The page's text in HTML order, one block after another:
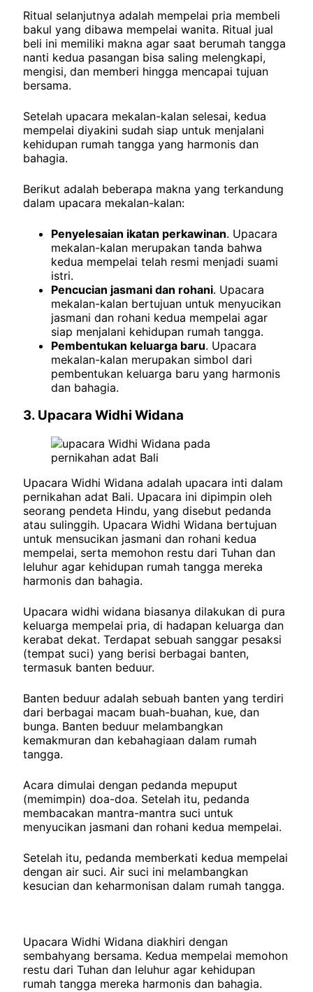
Ritual selanjutnya adalah mempelai pria membeli
bakul yang dibawa mempelai wanita. Ritual jual
beli ini memiliki makna agar saat berumah tangga
nanti kedua pasangan bisa saling melengkapi,
mengisi, dan memberi hingga mencapai tujuan
bersama.
Setelah upacara mekalan-kalan selesai, kedua
mempelai diyakini sudah siap untuk menjalani
kehidupan rumah tangga yang harmonis dan
bahagia.
Berikut adalah beberapa makna yang terkandung
dalam upacara mekalan-kalan:
Penyelesaian ikatan perkawinan. Upacara
mekalan-kalan merupakan tanda bahwa
kedua mempelai telah resmi menjadi suami
istri.
Pencucian jasmani dan rohani. Upacara
mekalan-kalan bertujuan untuk menyucikan
jasmani dan rohani kedua mempelai agar
siap menjalani kehidupan rumah tangga.
Pembentukan keluarga baru. Upacara
mekalan-kalan merupakan simbol dari
pembentukan keluarga baru yang harmonis
dan bahagia.
3. Upacara Widhi Widana
Upacara Widhi Widana adalah upacara inti dalam
pernikahan adat Bali. Upacara ini dipimpin oleh
seorang pendeta Hindu, yang disebut pedanda
atau sulinggih. Upacara Widhi Widana bertujuan
untuk mensucikan jasmani dan rohani kedua
mempelai, serta memohon restu dari Tuhan dan
leluhur agar kehidupan rumah tangga mereka
harmonis dan bahagia.
Upacara widhi widana biasanya dilakukan di pura
keluarga mempelai pria, di hadapan keluarga dan
kerabat dekat. Terdapat sebuah sanggar pesaksi
(tempat suci) yang berisi berbagai banten,
termasuk banten beduur.
Banten beduur adalah sebuah banten yang terdiri
dari berbagai macam buah-buahan, kue, dan
bunga. Banten beduur melambangkan
kemakmuran dan kebahagiaan dalam rumah
tangga.
Acara dimulai dengan pedanda mepuput
(memimpin) doa-doa. Setelah itu, pedanda
membacakan mantra-mantra suci untuk
menyucikan jasmani dan rohani kedua mempelai.
Setelah itu, pedanda memberkati kedua mempelai
dengan air suci. Air suci ini melambangkan
kesucian dan keharmonisan dalam rumah tangga.
Upacara Widhi Widana diakhiri dengan
sembahyang bersama. Kedua mempelai memohon
restu dari Tuhan dan leluhur agar kehidupan
rumah tangga mereka harmonis dan bahagia.